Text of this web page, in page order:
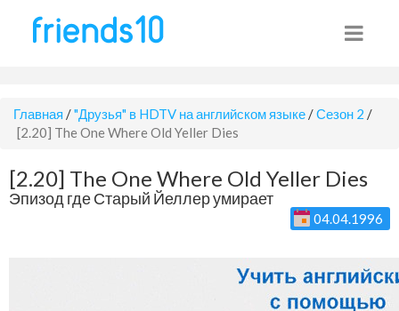
Главная /"Друзья" в HDTV на английском языке /Сезон 2 /
[2.20] The One Where Old Yeller Dies
[2.20] The One Where Old Yeller Dies
Эпизод где Старый Йеллер умирает
04.04.1996